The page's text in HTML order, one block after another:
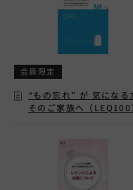
【RMP
【RMP
【RMP
会員限定
“もの忘れ” が 気になる
そのご家族へ（